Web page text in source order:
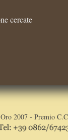
cercate
2007 - Premio